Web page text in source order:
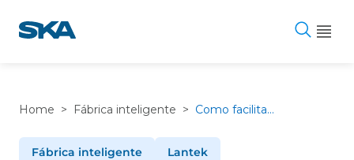
para
Home > Fábrica inteligente > Como facilitar o processo de dobra de peças pequenas?
Fábrica inteligente Lantek